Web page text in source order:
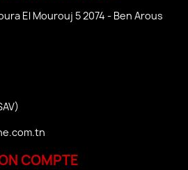
El Mourouj 5 2074 - Ben Arous
COMPTE